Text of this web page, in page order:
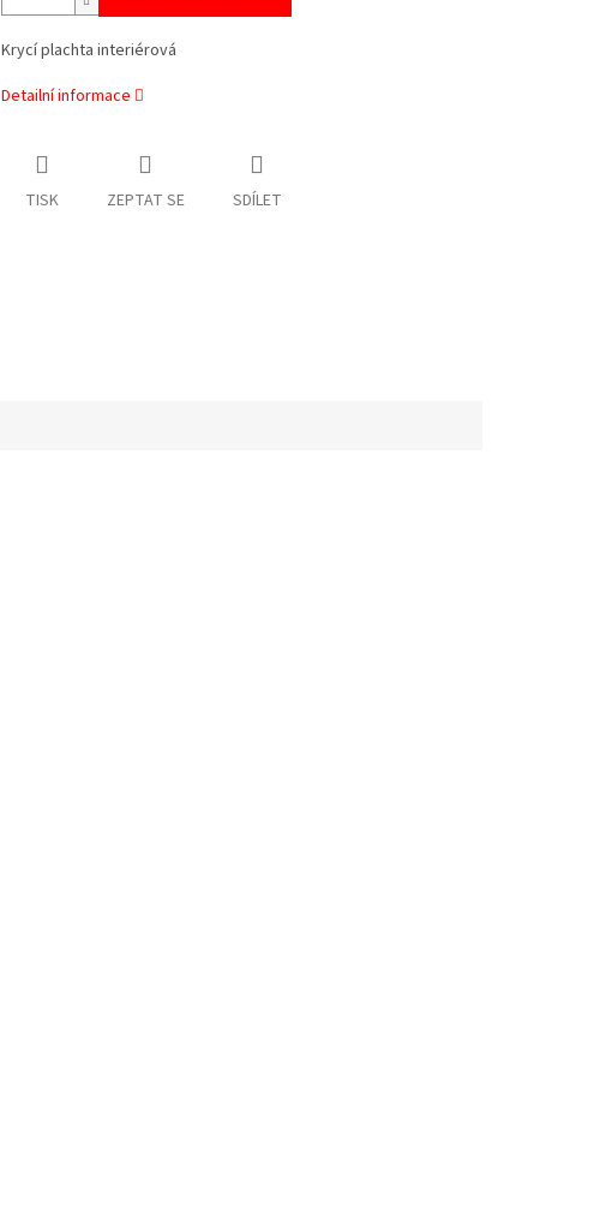
Krycí plachta interiérová
Detailní informace
TISK ZEPTAT SE SDÍLET